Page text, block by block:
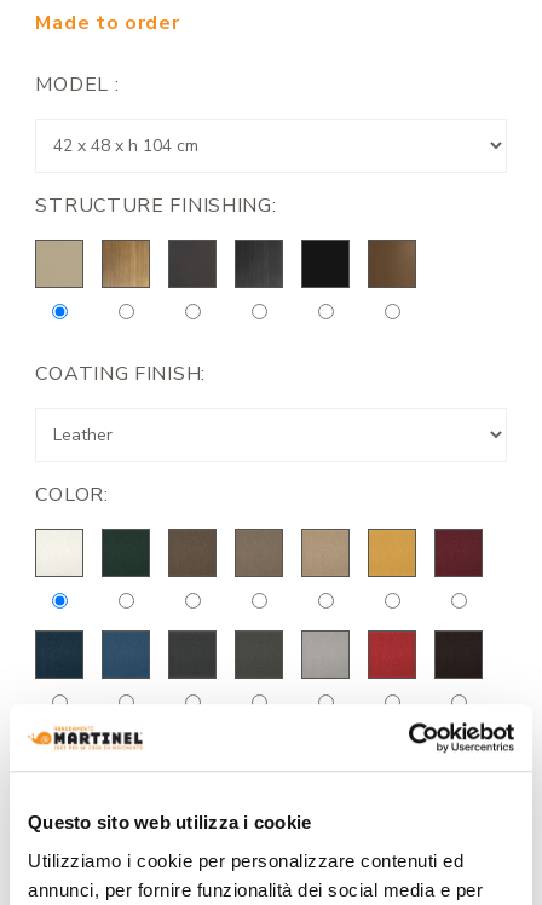
Questo sito web utilizza i cookie
Utilizziamo i cookie per personalizzare contenuti ed
annunci, per fornire funzionalità dei social media e per
Made to order
MODEL :
STRUCTURE FINISHING:
COATING FINISH:
COLOR: